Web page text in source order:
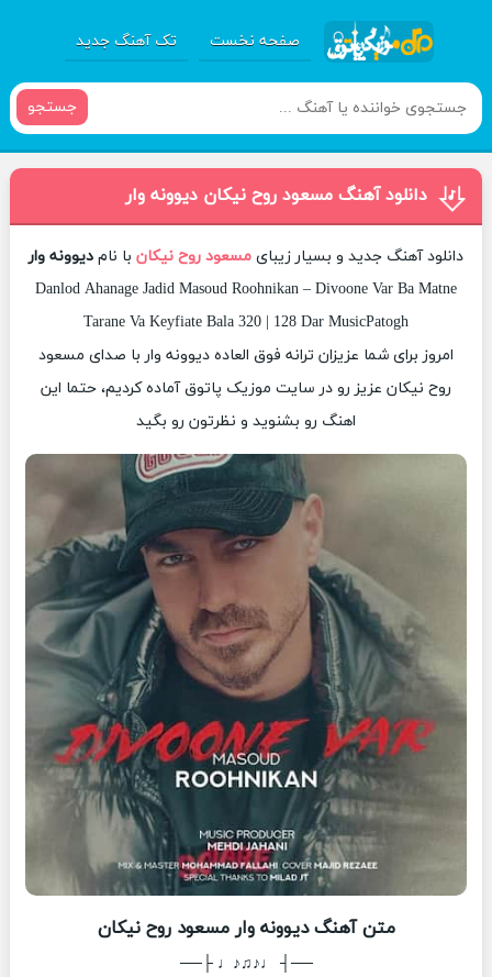
صفحه نخست تک آهنگ جدید
جستجو
دانلود آهنگ مسعود روح نیکان دیوونه وار
دانلود آهنگ جدید و بسیار زیبای مسعود روح نیکان با نام دیوونه وار
Danlod Ahanage Jadid Masoud Roohnikan – Divoone Var Ba Matne
Tarane Va Keyfiate Bala 320 | 128 Dar MusicPatogh
امروز برای شما عزیزان ترانه فوق العاده دیوونه وار با صدای مسعود
روح نیکان عزیز رو در سایت موزیک پاتوق آماده کردیم، حتما این
اهنگ رو بشنوید و نظرتون رو بگید
متن آهنگ دیوونه وار مسعود روح نیکان
──┤ ♩♪♫♪♩ ├──